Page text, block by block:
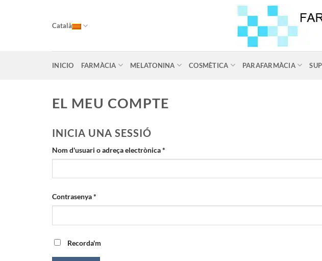
Català
INICIO FARMÀCIA MELATONINA COSMÈTICA PARAFARMÀCIA
EL MEU COMPTE
INICIA UNA SESSIÓ
Nom d'usuari o adreça electrònica*
Contrasenya*
Recorda'm